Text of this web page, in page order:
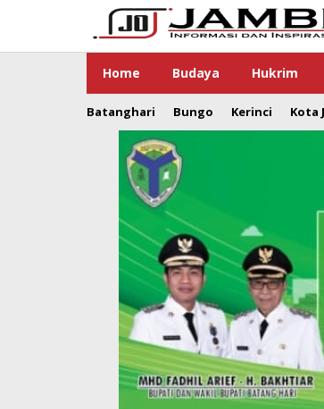
Home Budaya Hukrim
Batanghari Bungo Kerinci Kota